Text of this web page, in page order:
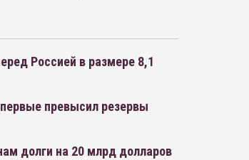
Россией в размере 8,1
превысил резервы
долги на 20 млрд долларов